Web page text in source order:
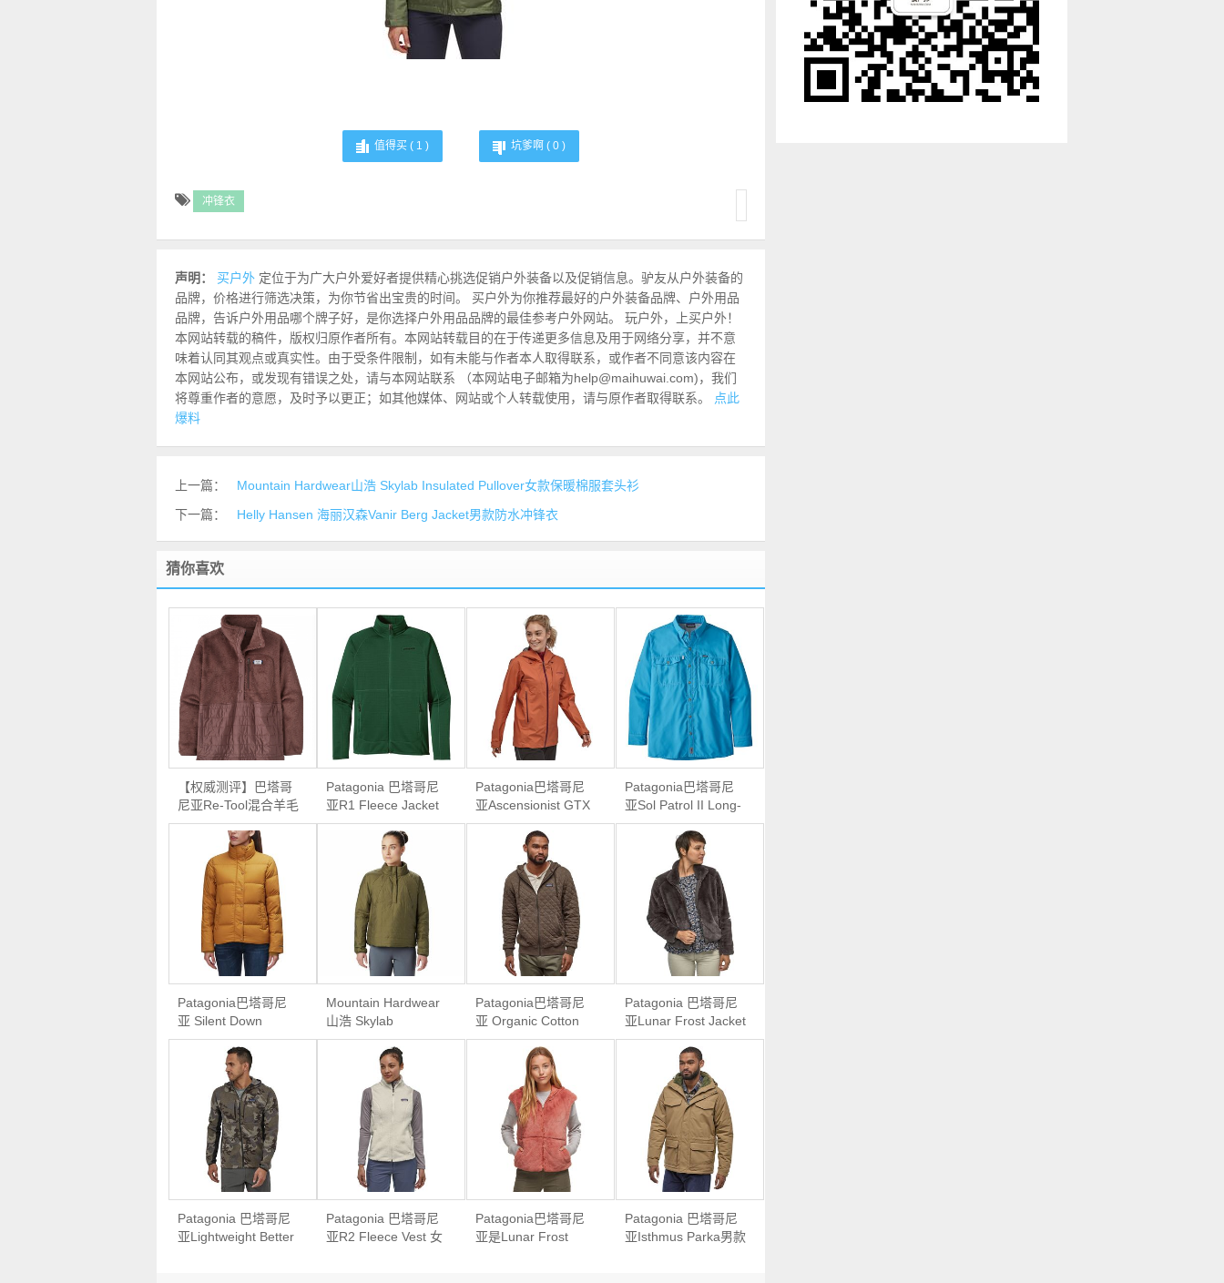
值得买 ( 1 ) 坑爹啊 ( 0 )
冲锋衣
声明： 买户外 定位于为广大户外爱好者提供精心挑选促销户外装备以及促销信息。驴友从户外装备的
品牌，价格进行筛选决策，为你节省出宝贵的时间。 买户外为你推荐最好的户外装备品牌、户外用品
品牌，告诉户外用品哪个牌子好，是你选择户外用品品牌的最佳参考户外网站。 玩户外，上买户外！
本网站转载的稿件，版权归原作者所有。本网站转载目的在于传递更多信息及用于网络分享，并不意
味着认同其观点或真实性。由于受条件限制，如有未能与作者本人取得联系，或作者不同意该内容在
本网站公布，或发现有错误之处，请与本网站联系 （本网站电子邮箱为help@maihuwai.com)，我们
将尊重作者的意愿，及时予以更正；如其他媒体、网站或个人转载使用，请与原作者取得联系。
点此
爆料
上一篇：
Mountain Hardwear山浩 Skylab Insulated Pullover女款保暖棉服套头衫
下一篇：
Helly Hansen 海丽汉森Vanir Berg Jacket男款防水冲锋衣
猜你喜欢
【权威测评】巴塔哥
尼亚Re-Tool混合羊毛
套头衫
Patagonia 巴塔哥尼
亚R1 Fleece Jacket
男款抓绒外套
Patagonia巴塔哥尼
亚Ascensionist GTX
Jacket女款硬壳防水
Patagonia巴塔哥尼
亚Sol Patrol II Long-
Sleeve Shirt 男款长
袖防晒速干衬衫
Patagonia巴塔哥尼
亚 Silent Down
Jacket女款保暖羽绒
Mountain Hardwear
山浩 Skylab
Insulated Pullover女
款保暖棉服套头衫
Patagonia巴塔哥尼
亚 Organic Cotton
Quilt Full-Zip Hoodie
男款有机棉混纺连帽
Patagonia 巴塔哥尼
亚Lunar Frost Jacket
女款羊毛抓绒外套
Patagonia 巴塔哥尼
亚Lightweight Better
Patagonia 巴塔哥尼
亚R2 Fleece Vest 女
Patagonia巴塔哥尼
亚是Lunar Frost
Patagonia 巴塔哥尼
亚Isthmus Parka男款